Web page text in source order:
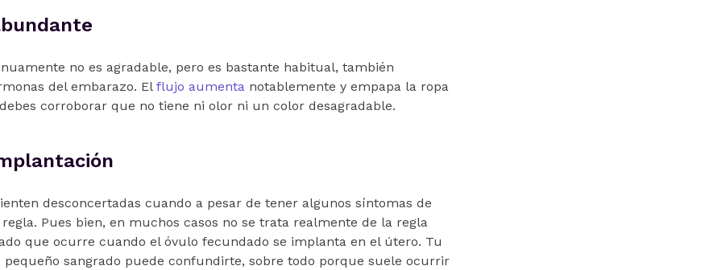
no es agradable, pero es bastante habitual, también
del embarazo. El flujo aumenta notablemente y empapa la ropa
corroborar que no tiene ni olor ni un color desagradable.
desconcertadas cuando a pesar de tener algunos síntomas de
Pues bien, en muchos casos no se trata realmente de la regla
que ocurre cuando el óvulo fecundado se implanta en el útero. Tu
pequeño sangrado puede confundirte, sobre todo porque suele ocurrir